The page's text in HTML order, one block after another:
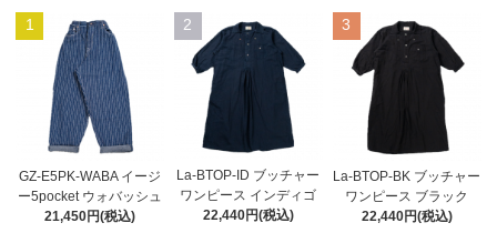
1
GZ-E5PK-WABA イージ
ー5pocket ウォバッシュ
21,450円(税込)
2
La-BTOP-ID ブッチャー
ワンピース インディゴ
22,440円(税込)
3
La-BTOP-BK ブッチャー
ワンピース ブラック
22,440円(税込)